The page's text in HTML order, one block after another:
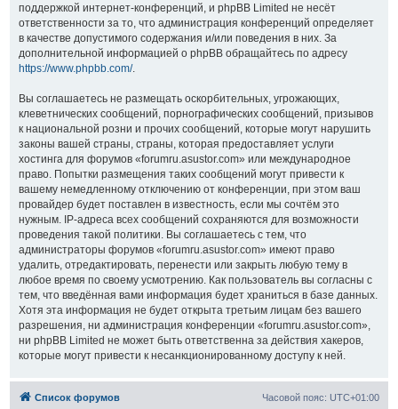
поддержкой интернет-конференций, и phpBB Limited не несёт
ответственности за то, что администрация конференций определяет
в качестве допустимого содержания и/или поведения в них. За
дополнительной информацией о phpBB обращайтесь по адресу
https://www.phpbb.com/.
Вы соглашаетесь не размещать оскорбительных, угрожающих,
клеветнических сообщений, порнографических сообщений, призывов
к национальной розни и прочих сообщений, которые могут нарушить
законы вашей страны, страны, которая предоставляет услуги
хостинга для форумов «forumru.asustor.com» или международное
право. Попытки размещения таких сообщений могут привести к
вашему немедленному отключению от конференции, при этом ваш
провайдер будет поставлен в известность, если мы сочтём это
нужным. IP-адреса всех сообщений сохраняются для возможности
проведения такой политики. Вы соглашаетесь с тем, что
администраторы форумов «forumru.asustor.com» имеют право
удалить, отредактировать, перенести или закрыть любую тему в
любое время по своему усмотрению. Как пользователь вы согласны с
тем, что введённая вами информация будет храниться в базе данных.
Хотя эта информация не будет открыта третьим лицам без вашего
разрешения, ни администрация конференции «forumru.asustor.com»,
ни phpBB Limited не может быть ответственна за действия хакеров,
которые могут привести к несанкционированному доступу к ней.
Список форумов Часовой пояс: UTC+01:00